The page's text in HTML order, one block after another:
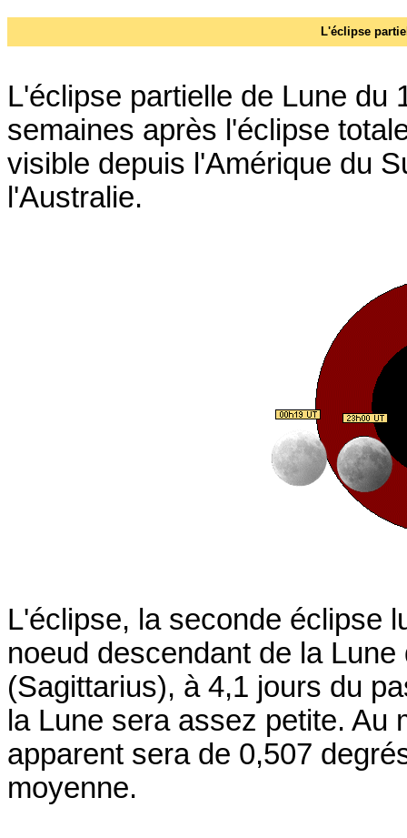
L'éclipse
L'éclipse partielle de Lune du
semaines après l'éclipse
visible depuis l'Amérique du
l'Australie.
L'éclipse, la seconde éclipse
noeud descendant de la
(Sagittarius), à 4,1 jours du
la Lune sera assez petite. Au
apparent sera de 0,507
moyenne.